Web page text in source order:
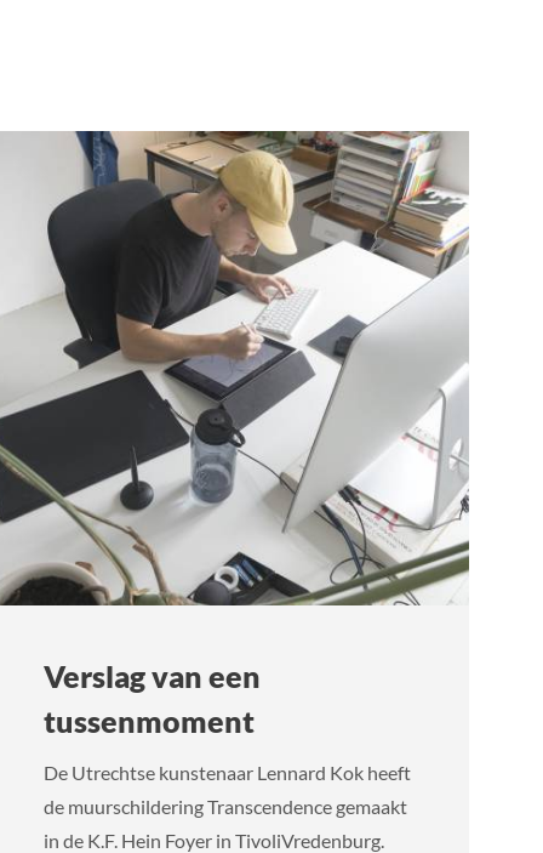
Verslag van een
tussenmoment
De Utrechtse kunstenaar Lennard Kok heeft
de muurschildering Transcendence gemaakt
in de K.F. Hein Foyer in TivoliVredenburg.